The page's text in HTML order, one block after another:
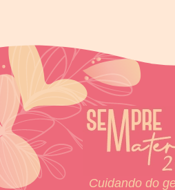
Cuidando do